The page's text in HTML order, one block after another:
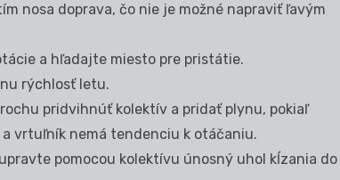
nosa doprava, čo nie je možné napraviť ľavým
a hľadajte miesto pre pristátie.
rýchlosť letu.
pridvihnúť kolektív a pridať plynu, pokiaľ
vrtuľník nemá tendenciu k otáčaniu.
pomocou kolektívu únosný uhol kĺzania do